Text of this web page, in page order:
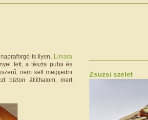
is ilyen, Limara
lett, a tészta puha és
nem kell megijedni
bizton állíthatom, mert
Zsuzsi szelet